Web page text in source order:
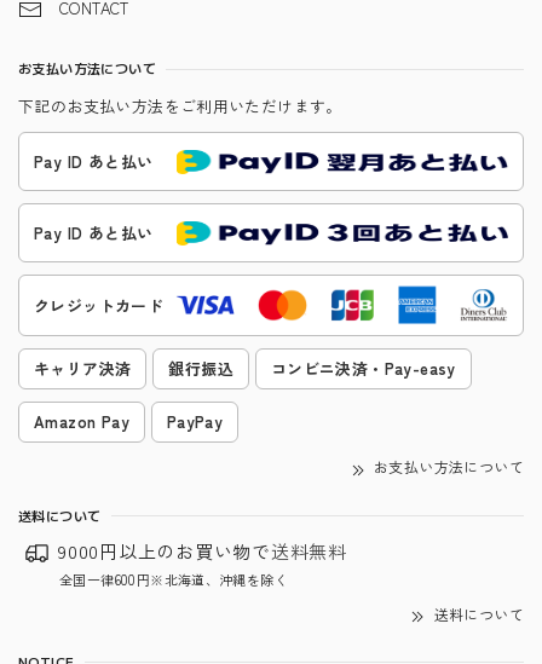
CONTACT
お支払い方法について
下記のお支払い方法をご利用いただけます。
Pay ID あと払い
Pay ID あと払い
クレジットカード
キャリア決済 銀行振込 コンビニ決済・Pay-easy
Amazon Pay PayPay
お支払い方法について
送料について
9000円以上のお買い物で送料無料
全国一律600円※北海道、沖縄を除く
送料について